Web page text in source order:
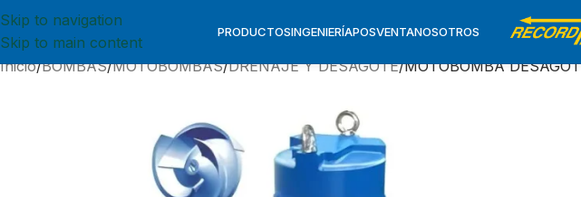
Skip to navigation
Skip to main content
PRODUCTOSINGENIERÍAPOSVENTANOSOTROS
Inicio BOMBAS MOTOBOMBAS DRENAJE Y DESAGOTE MOTOBOMBA